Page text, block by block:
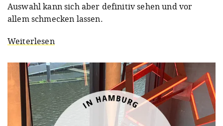
Auswahl kann sich aber definitiv sehen und vor
allem schmecken lassen.
Weiterlesen